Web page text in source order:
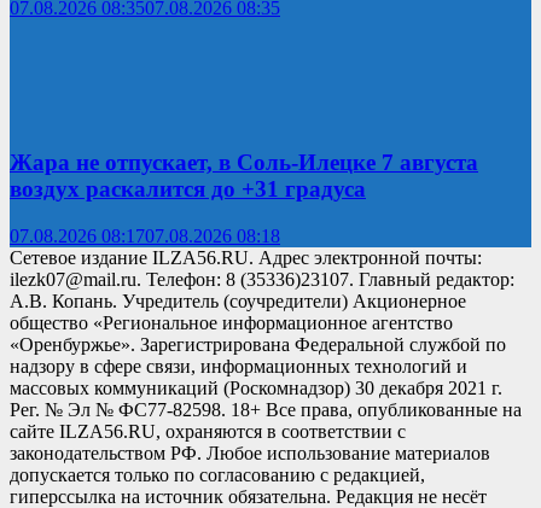
07.08.2026 08:3507.08.2026 08:35
Жара не отпускает, в Соль-Илецке 7 августа
воздух раскалится до +31 градуса
07.08.2026 08:1707.08.2026 08:18
Сетевое издание ILZA56.RU. Адрес электронной почты:
ilezk07@mail.ru. Телефон: 8 (35336)23107. Главный редактор:
А.В. Копань. Учредитель (соучредители) Акционерное
общество «Региональное информационное агентство
«Оренбуржье». Зарегистрирована Федеральной службой по
надзору в сфере связи, информационных технологий и
массовых коммуникаций (Роскомнадзор) 30 декабря 2021 г.
Рег. № Эл № ФС77-82598. 18+ Все права, опубликованные на
сайте ILZA56.RU, охраняются в соответствии с
законодательством РФ. Любое использование материалов
допускается только по согласованию с редакцией,
гиперссылка на источник обязательна. Редакция не несёт